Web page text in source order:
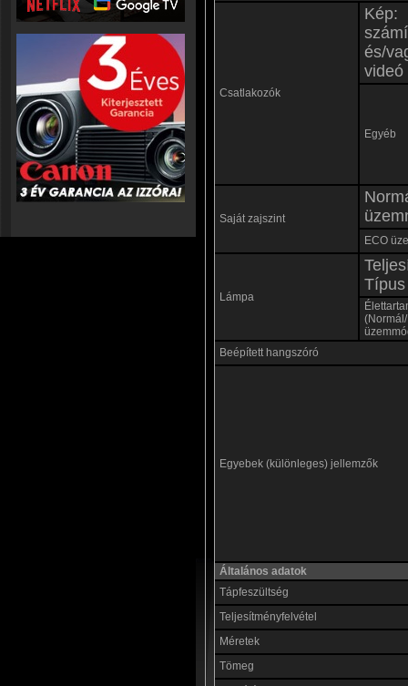
Csatlakozók
Kép:
és/
videó
Egyéb
Saját zajszint
ECO
Lámpa
Típus
Beépített hangszóró
Egyebek (különleges) jellemzők
Általános adatok
Tápfeszültség
Teljesítményfelvétel
Méretek
Tömeg